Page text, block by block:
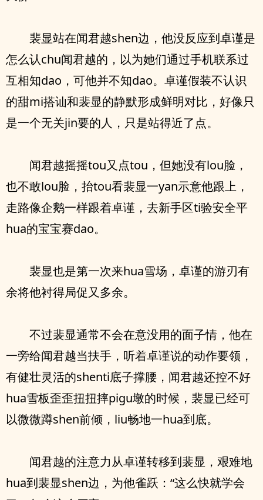
裴显站在闻君越shen边，他没反应到卓谨是
怎么认chu闻君越的，以为她们通过手机联系过
互相知dao，可他并不知dao。卓谨假装不认识
的甜mi搭讪和裴显的静默形成鲜明对比，好像只
是一个无关jin要的人，只是站得近了点。
闻君越摇摇tou又点tou，但她没有lou脸，
也不敢lou脸，抬tou看裴显一yan示意他跟上，
走路像企鹅一样跟着卓谨，去新手区ti验安全平
hua的宝宝赛dao。
裴显也是第一次来hua雪场，卓谨的游刃有
余将他衬得局促又多余。
不过裴显通常不会在意没用的面子情，他在
一旁给闻君越当扶手，听着卓谨说的动作要领，
有健壮灵活的shenti底子撑腰，闻君越还控不好
hua雪板歪歪扭扭摔pigu墩的时候，裴显已经可
以微微蹲shen前倾，liu畅地一hua到底。
闻君越的注意力从卓谨转移到裴显，艰难地
hua到裴显shen边，为他雀跃：“这么快就学会